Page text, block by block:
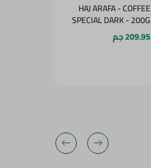
HAJ ARAFA - COFFEE
SPECIAL DARK - 200G
209.95 جم